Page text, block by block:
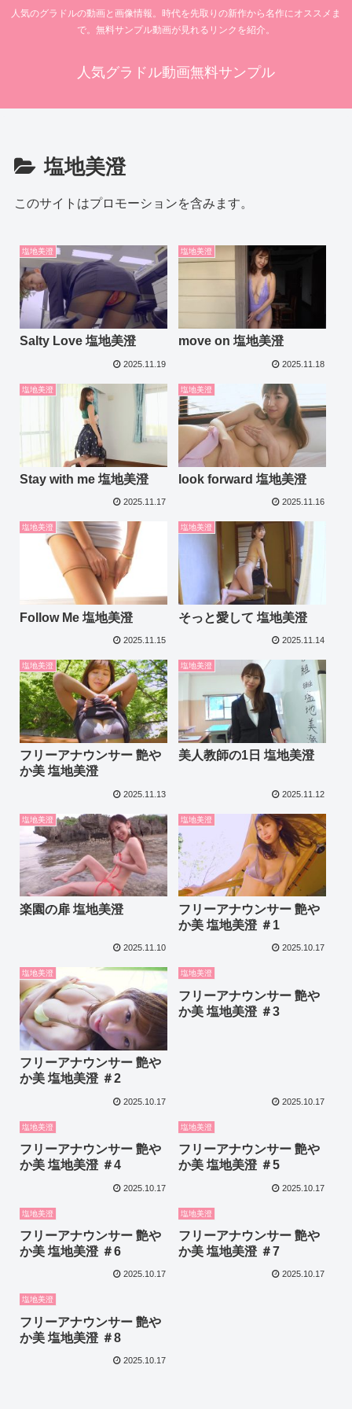
人気のグラドルの動画と画像情報。時代を先取りの新作から名作にオススメま
で。無料サンプル動画が見れるリンクを紹介。
人気グラドル動画無料サンプル
塩地美澄
このサイトはプロモーションを含みます。
塩地美澄
Salty Love 塩地美澄
2025.11.19
塩地美澄
move on 塩地美澄
2025.11.18
塩地美澄
Stay with me 塩地美澄
2025.11.17
塩地美澄
look forward 塩地美澄
2025.11.16
塩地美澄
Follow Me 塩地美澄
2025.11.15
塩地美澄
そっと愛して 塩地美澄
2025.11.14
塩地美澄
フリーアナウンサー 艶や
か美 塩地美澄
2025.11.13
塩地美澄
美人教師の1日 塩地美澄
2025.11.12
塩地美澄
楽園の扉 塩地美澄
2025.11.10
塩地美澄
フリーアナウンサー 艶や
か美 塩地美澄 ＃1
2025.10.17
塩地美澄
フリーアナウンサー 艶や
か美 塩地美澄 ＃2
2025.10.17
塩地美澄
フリーアナウンサー 艶や
か美 塩地美澄 ＃3
2025.10.17
塩地美澄
フリーアナウンサー 艶や
か美 塩地美澄 ＃4
2025.10.17
塩地美澄
フリーアナウンサー 艶や
か美 塩地美澄 ＃5
2025.10.17
塩地美澄
フリーアナウンサー 艶や
か美 塩地美澄 ＃6
2025.10.17
塩地美澄
フリーアナウンサー 艶や
か美 塩地美澄 ＃7
2025.10.17
塩地美澄
フリーアナウンサー 艶や
か美 塩地美澄 ＃8
2025.10.17